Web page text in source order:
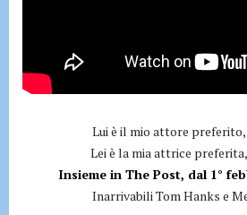
Lui è il mio attore preferito,
Lei è la mia attrice
Insieme in The Post, dal 1°
Inarrivabili Tom Hanks e